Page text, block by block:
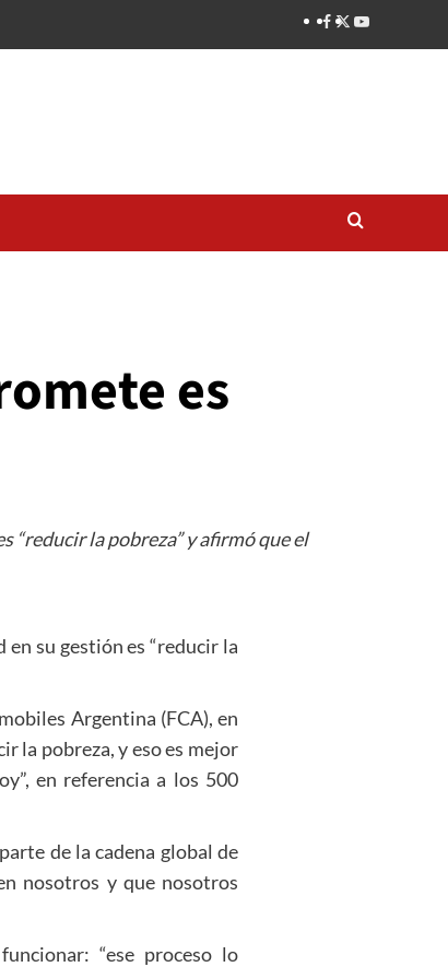
es
“reducir la pobreza” y afirmó que el
su gestión es “reducir la
Argentina (FCA), en
la pobreza, y eso es mejor
en referencia a los 500
de la cadena global de
nosotros y que nosotros
“ese proceso lo